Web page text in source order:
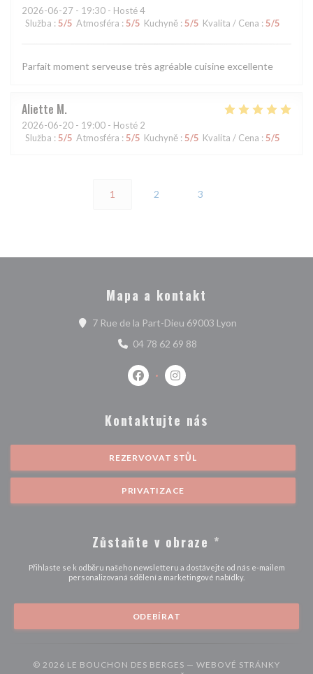
2026-06-27 - 19:30 - Hosté 4
Služba : 5/5 Atmosféra : 5/5 Kuchyně : 5/5 Kvalita / Cena : 5/5
Parfait moment serveuse très agréable cuisine excellente
Aliette M
2026-06-20 - 19:00 - Hosté 2
Služba : 5/5 Atmosféra : 5/5 Kuchyně : 5/5 Kvalita / Cena : 5/5
1 2 3
Mapa a kontakt
7 Rue de la Part-Dieu 69003 Lyon
04 78 62 69 88
Facebook ((otevře se v novém okně))
Instagram ((otevře se v
Kontaktujte nás
REZERVOVAT STŮL
PRIVATIZACE
Zůstaňte v obraze *
Přihlaste se k odběru našeho newsletteru a dostávejte od nás e-mailem
personalizovaná sdělení a marketingové nabídky.
ODEBÍRAT
© 2026 LE BOUCHON DES BERGES — WEBOVÉ STRÁNKY